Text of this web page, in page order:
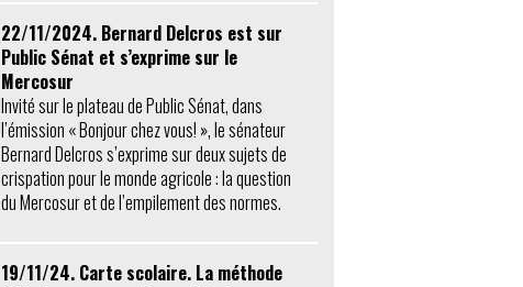
22/11/2024. Bernard Delcros est sur
Public Sénat et s’exprime sur le
Mercosur
Invité sur le plateau de Public Sénat, dans
l’émission « Bonjour chez vous! », le sénateur
Bernard Delcros s’exprime sur deux sujets de
crispation pour le monde agricole : la question
du Mercosur et de l’empilement des normes.
19/11/24. Carte scolaire. La méthode